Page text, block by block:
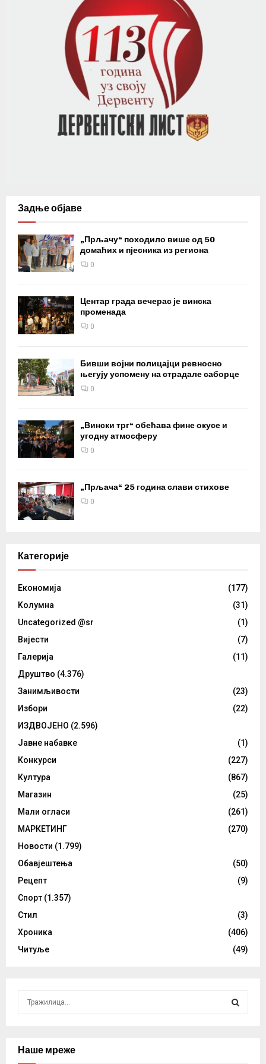
Задње објаве
„Прљачу“ походило више од 50
домаћих и пјесника из региона
0
Центар града вечерас је винска
променада
0
Бивши војни полицајци ревносно
његују успомену на страдале саборце
0
„Вински трг“ обећава фине окусе и
угодну атмосферу
0
„Прљача“ 25 година слави стихове
0
Категорије
Eкономија
(177)
Kолумнa
(31)
Uncategorized @sr
(1)
Вијести
(7)
Галерија
(11)
Друштво (4.376)
Занимљивости
(23)
Избори
(22)
ИЗДВОЈЕНО (2.596)
Јавне набавке
(1)
Конкурси
(227)
Култура
(867)
Магазин
(25)
Мали огласи
(261)
МАРКЕТИНГ
(270)
Новости (1.799)
Обавјештења
(50)
Рецепт
(9)
Спорт (1.357)
Стил
(3)
Хроника
(406)
Читуље
(49)
cНаше мреже